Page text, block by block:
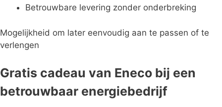
Betrouwbare levering zonder onderbreking
Mogelijkheid om later eenvoudig aan te passen of te
verlengen
Gratis cadeau van Eneco bij een
betrouwbaar energiebedrijf